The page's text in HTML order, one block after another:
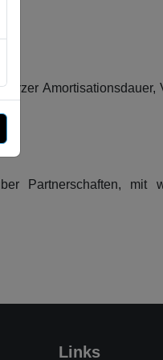
Amortisationsdauer,
Partnerschaften, mit
Links